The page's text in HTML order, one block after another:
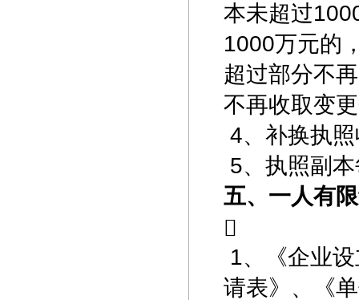
本未超过
1000万元的
超过部分不
不再收取变
4、补换执
5、执照副
五、一人有

1、《企业
请表》、《